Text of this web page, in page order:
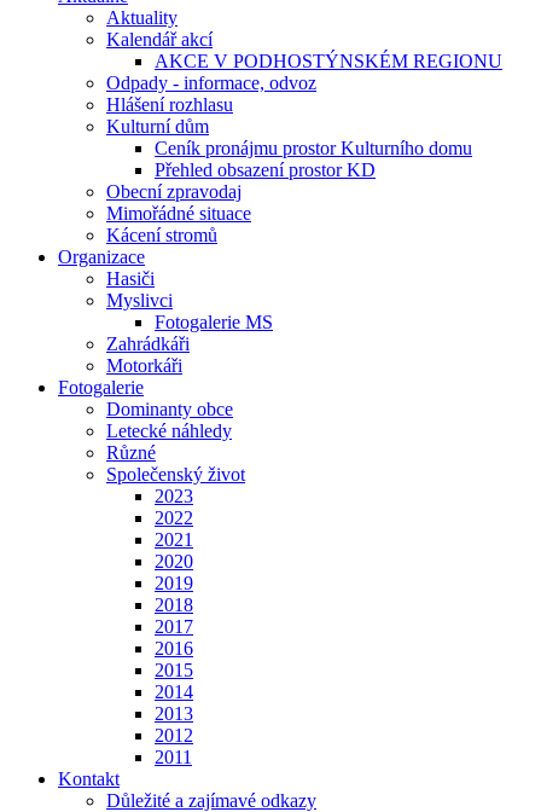
Aktuality
Kalendář akcí
AKCE V PODHOSTÝNSKÉM REGIONU
Odpady - informace, odvoz
Hlášení rozhlasu
Kulturní dům
Ceník pronájmu prostor Kulturního domu
Přehled obsazení prostor KD
Obecní zpravodaj
Mimořádné situace
Kácení stromů
Organizace
Hasiči
Myslivci
Fotogalerie MS
Zahrádkáři
Motorkáři
Fotogalerie
Dominanty obce
Letecké náhledy
Různé
Společenský život
2023
2022
2021
2020
2019
2018
2017
2016
2015
2014
2013
2012
2011
Kontakt
Důležité a zajímavé odkazy